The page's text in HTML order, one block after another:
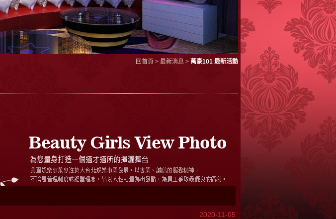
回首頁 > 最新消息 > 萬豪101 最新活動
2020-11-05